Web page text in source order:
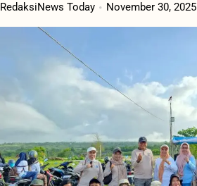
RedaksiNews Today November 30, 2025